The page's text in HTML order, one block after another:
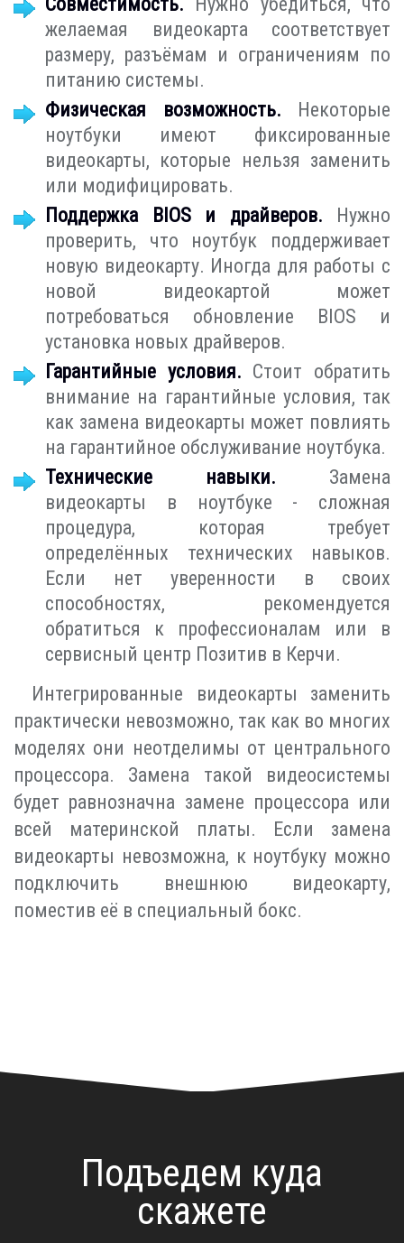
желаемая видеокарта соответствует
размеру, разъёмам и ограничениям по
питанию системы.
Физическая возможность. Некоторые
ноутбуки имеют фиксированные
видеокарты, которые нельзя заменить
или модифицировать.
Поддержка BIOS и драйверов. Нужно
проверить, что ноутбук поддерживает
новую видеокарту. Иногда для работы с
новой видеокартой может
потребоваться обновление BIOS и
установка новых драйверов.
Гарантийные условия. Стоит обратить
внимание на гарантийные условия, так
как замена видеокарты может повлиять
на гарантийное обслуживание ноутбука.
Технические навыки. Замена
видеокарты в ноутбуке - сложная
процедура, которая требует
определённых технических навыков.
Если нет уверенности в своих
способностях, рекомендуется
обратиться к профессионалам или в
сервисный центр Позитив в Керчи.
Интегрированные видеокарты заменить
практически невозможно, так как во многих
моделях они неотделимы от центрального
процессора. Замена такой видеосистемы
будет равнозначна замене процессора или
всей материнской платы. Если замена
видеокарты невозможна, к ноутбуку можно
подключить внешнюю видеокарту,
поместив её в специальный бокс.
Подъедем куда
скажете